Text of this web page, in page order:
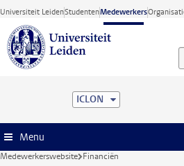
Ga direct naar de inhoud
Universiteit LeidenStudentenMedewerkers
ICLON
Menu
Medewerkerswebsite Financiën